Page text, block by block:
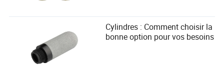
Cylindres : Comment choisir la
bonne option pour vos besoins